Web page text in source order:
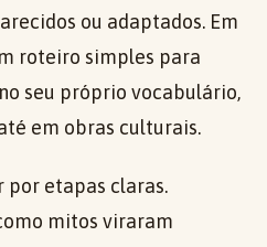
ou adaptados. Em
roteiro simples para
seu próprio vocabulário,
em obras culturais.
por etapas claras.
mitos viraram